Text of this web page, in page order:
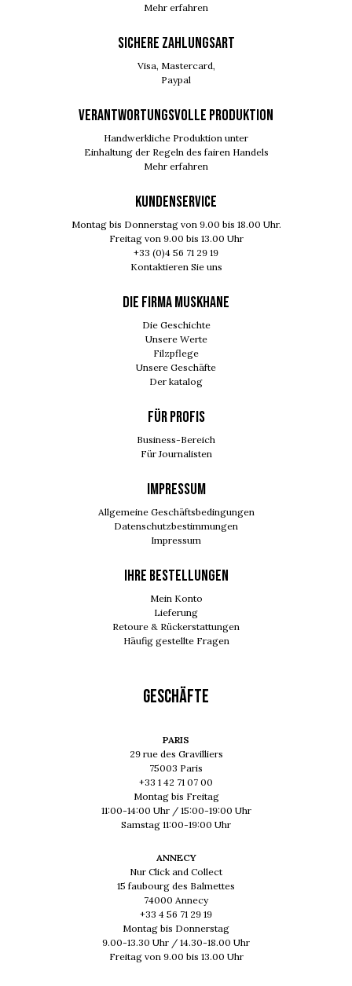
Mehr erfahren
SICHERE ZAHLUNGSART
Visa, Mastercard,
Paypal
VERANTWORTUNGSVOLLE PRODUKTION
Handwerkliche Produktion unter
Einhaltung der Regeln des fairen Handels
Mehr erfahren
KUNDENSERVICE
Montag bis Donnerstag von 9.00 bis 18.00 Uhr.
Freitag von 9.00 bis 13.00 Uhr
+33 (0)4 56 71 29 19
Kontaktieren Sie uns
DIE FIRMA MUSKHANE
Die Geschichte
Unsere Werte
Filzpflege
Unsere Geschäfte
Der katalog
FÜR PROFIS
Business-Bereich
Für Journalisten
IMPRESSUM
Allgemeine Geschäftsbedingungen
Datenschutzbestimmungen
Impressum
Ihre Bestellungen
Mein Konto
Lieferung
Retoure & Rückerstattungen
Häufig gestellte Fragen
GESCHÄFTE
PARIS
29 rue des Gravilliers
75003 Paris
+33 1 42 71 07 00
Montag bis Freitag
11:00-14:00 Uhr / 15:00-19:00 Uhr
Samstag 11:00-19:00 Uhr
ANNECY
Nur Click and Collect
15 faubourg des Balmettes
74000 Annecy
+33 4 56 71 29 19
Montag bis Donnerstag
9.00-13.30 Uhr / 14.30-18.00 Uhr
Freitag von 9.00 bis 13.00 Uhr